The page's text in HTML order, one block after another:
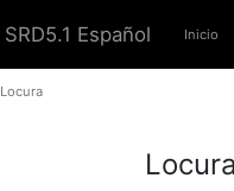
SRD5.1 Español Inicio
Locura
Locura